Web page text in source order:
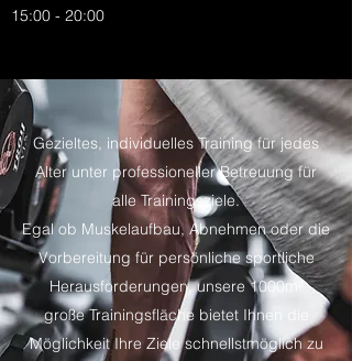
15:00 - 20:00
Gezieltes, individuelles Training für jedes
Alter unter professioneller Betreuung für
alle Trainingsziele.
Egal ob Muskelaufbau, Abnehmen oder die
Vorbereitung für persönliche sportliche
Herausforderungen, unsere 1000m²
große Trainingsfläche bietet Ihnen die
Möglichkeit Ihre Ziele schnellstmöglich zu